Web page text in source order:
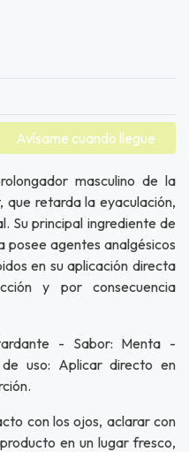
Avísame cuando llegue
masculino de la
que retarda la eyaculación,
Su principal ingrediente de
posee agentes analgésicos
en su aplicación directa
y por consecuencia
- Sabor: Menta -
uso: Aplicar directo en
con los ojos, aclarar con
en un lugar fresco,